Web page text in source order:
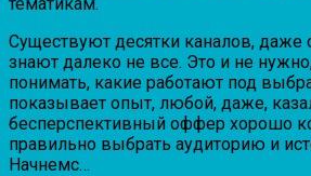
Существуют десятки каналов,
знают далеко не все. Это и не
понимать, какие работают под
показывает опыт, любой, даже,
бесперспективный оффер хорошо
правильно выбрать аудиторию и
Начнемс…